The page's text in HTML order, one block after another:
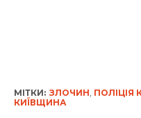
МІТКИ: ЗЛОЧИН, ПОЛІЦІЯ
КИЇВЩИНА